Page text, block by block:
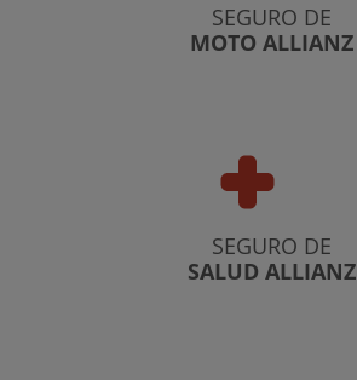
SEGURO DE
MOTO ALLIANZ
SEGURO DE
SALUD ALLIANZ